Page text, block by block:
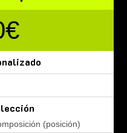
(posición)